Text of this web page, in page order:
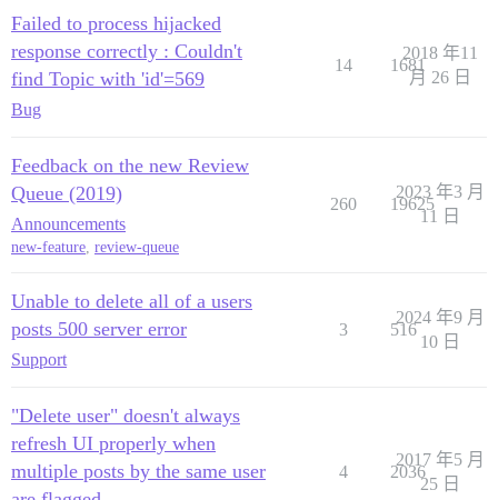
Failed to process hijacked
response correctly : Couldn't
find Topic with 'id'=569
Bug
14 1681
2018 年11
月 26 日
Feedback on the new Review
Queue (2019)
Announcements
new-feature, review-queue
260 19625
2023 年3 月
11 日
Unable to delete all of a users
posts 500 server error
Support
3 516
2024 年9 月
10 日
"Delete user" doesn't always
refresh UI properly when
multiple posts by the same user
4 2036
2017 年5 月
25 日